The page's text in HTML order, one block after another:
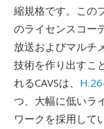
縮規格です。この
のライセンスコー
放送およびマルチ
技術を作り出すこ
れるCAVSは、
つ、大幅に低いラ
ワークを採用して